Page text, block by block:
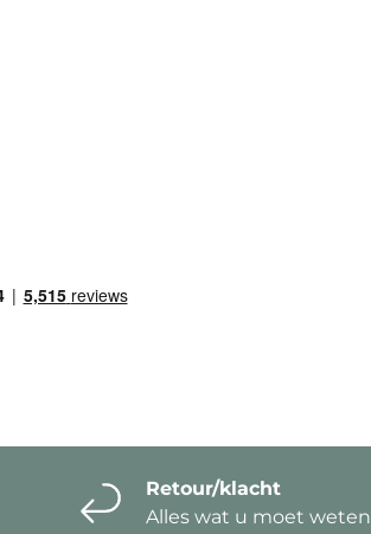
Retour/klacht
Alles wat u moet weten